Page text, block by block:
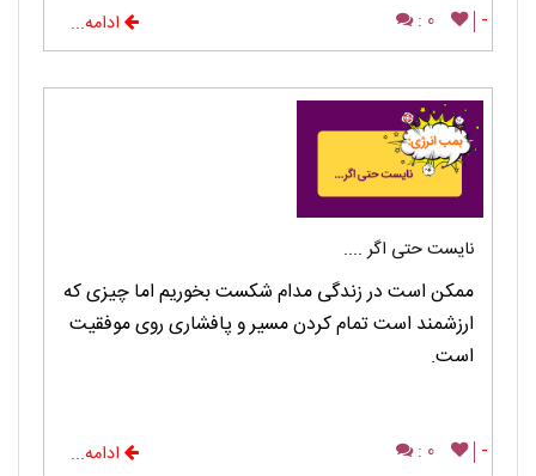
-
0 : ادامه...
نایست حتی اگر ....
ممکن است در زندگی مدام شکست بخوریم اما چیزی که
ارزشمند است تمام کردن مسیر و پافشاری روی موفقیت
است.
-
0 : ادامه...